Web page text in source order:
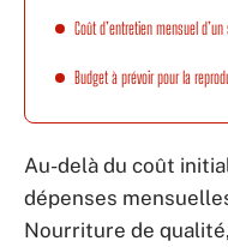
Coût d’entretien mensuel
Budget à prévoir pour la
Au-delà du coût
dépenses
Nourriture de